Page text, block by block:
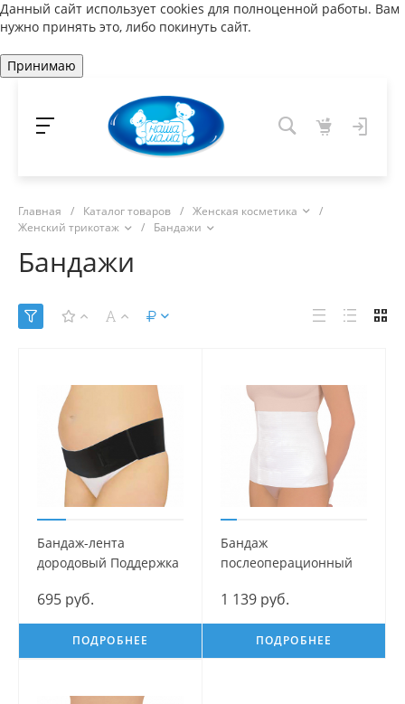
Данный сайт использует cookies для полноценной работы. Вам
нужно принять это, либо покинуть сайт.
Принимаю
Главная / Каталог товаров / Женская косметика
/
Женский трикотаж
/ Бандажи
Бандажи
Бандаж-лента
дородовый Поддержка
695 руб.
ПОДРОБНЕЕ
Бандаж
послеоперационный
1 139 руб.
ПОДРОБНЕЕ